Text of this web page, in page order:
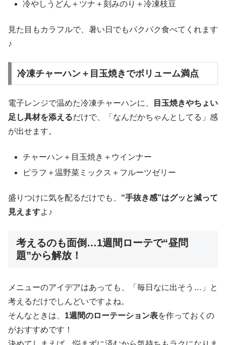
冷やしうどん＋ツナ＋刻みのり＋冷凍枝豆
見た目もカラフルで、暑い日でもパクパク食べてくれます
♪
冷凍チャーハン＋目玉焼きでボリューム満点
電子レンジで温めた冷凍チャーハンに、
目玉焼きやちょい
足し具材を添えるだけで、「なんだかちゃんとしてる」感
が出せます。
チャーハン＋目玉焼き＋ウインナー
ピラフ＋温野菜ミックス＋フルーツゼリー
盛りつけに気を配るだけでも、 “手抜き感”はグッと減って
見えますよ♪
考えるのも面倒…1週間ローテで“昼問
題”から解放！
メニューのアイデアはあっても、「毎日なに出そう…」と
考えるだけでしんどいですよね。
そんなときは、 1週間のローテーション表を作っておくの
がおすすめです！